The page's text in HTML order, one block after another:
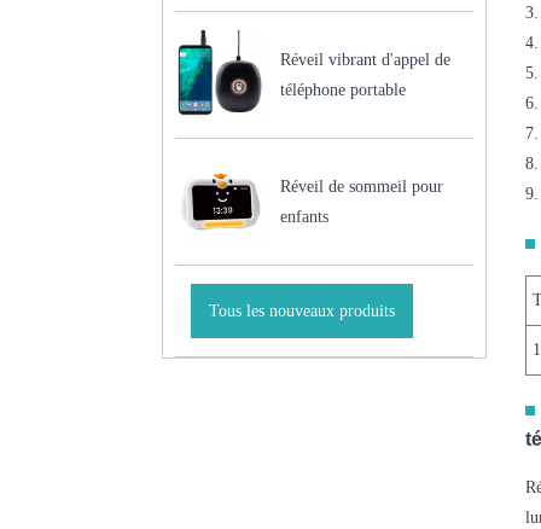
Réveil vibrant d'appel de
téléphone portable
Réveil de sommeil pour
enfants
Tous les nouveaux produits